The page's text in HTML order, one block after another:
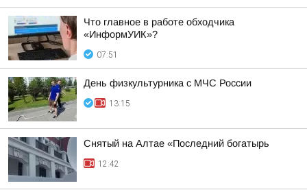
Что главное в работе обходчика
«ИнформУИК»?
07:51
День физкультурника с МЧС России
13:15
Снятый на Алтае «Последний богатырь
12:42